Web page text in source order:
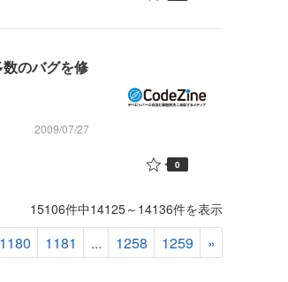
のバグを修
2009/07/27
0
15106件中14125～14136件を表示
1180 1181 ... 1258 1259 »